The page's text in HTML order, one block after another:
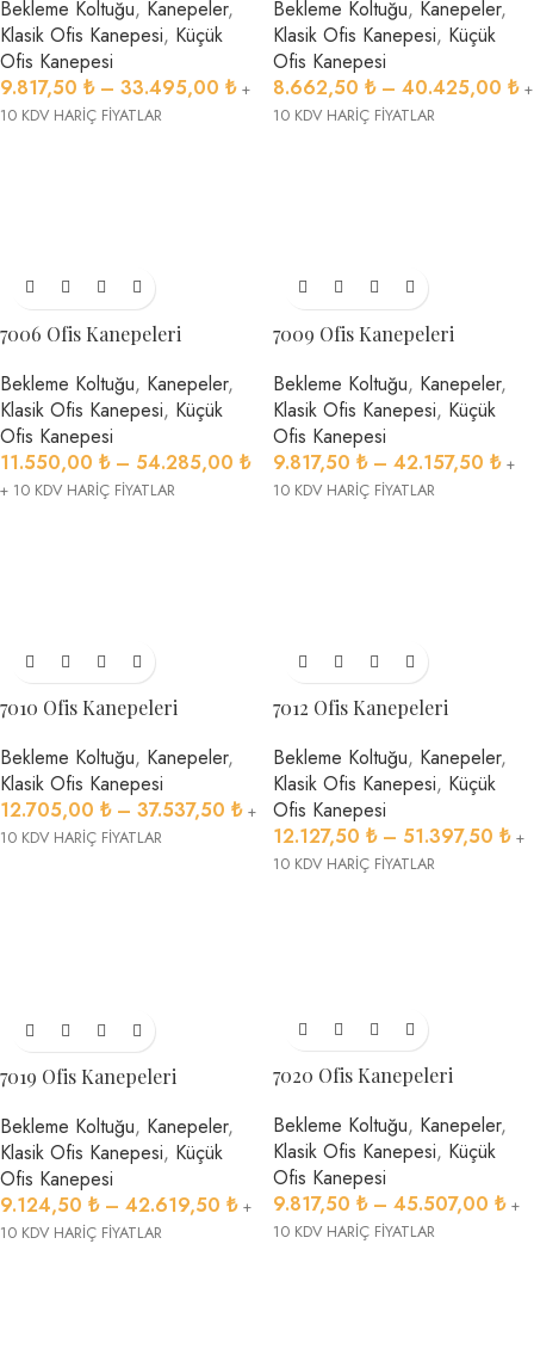
Bekleme Koltuğu, Kanepeler,
Klasik Ofis Kanepesi, Küçük
Ofis Kanepesi
9.817,50 ₺ – 33.495,00 ₺ +
10 KDV HARİÇ FİYATLAR
Bekleme Koltuğu, Kanepeler,
Klasik Ofis Kanepesi, Küçük
Ofis Kanepesi
8.662,50 ₺ – 40.425,00 ₺ +
10 KDV HARİÇ FİYATLAR
7006 Ofis Kanepeleri
Bekleme Koltuğu, Kanepeler,
Klasik Ofis Kanepesi, Küçük
Ofis Kanepesi
11.550,00 ₺ – 54.285,00 ₺
+ 10 KDV HARİÇ FİYATLAR
7009 Ofis Kanepeleri
Bekleme Koltuğu, Kanepeler,
Klasik Ofis Kanepesi, Küçük
Ofis Kanepesi
9.817,50 ₺ – 42.157,50 ₺ +
10 KDV HARİÇ FİYATLAR
7010 Ofis Kanepeleri
Bekleme Koltuğu, Kanepeler,
Klasik Ofis Kanepesi
12.705,00 ₺ – 37.537,50 ₺ +
10 KDV HARİÇ FİYATLAR
7012 Ofis Kanepeleri
Bekleme Koltuğu, Kanepeler,
Klasik Ofis Kanepesi, Küçük
Ofis Kanepesi
12.127,50 ₺ – 51.397,50 ₺ +
10 KDV HARİÇ FİYATLAR
7019 Ofis Kanepeleri
Bekleme Koltuğu, Kanepeler,
Klasik Ofis Kanepesi, Küçük
Ofis Kanepesi
9.124,50 ₺ – 42.619,50 ₺ +
10 KDV HARİÇ FİYATLAR
7020 Ofis Kanepeleri
Bekleme Koltuğu, Kanepeler,
Klasik Ofis Kanepesi, Küçük
Ofis Kanepesi
9.817,50 ₺ – 45.507,00 ₺ +
10 KDV HARİÇ FİYATLAR